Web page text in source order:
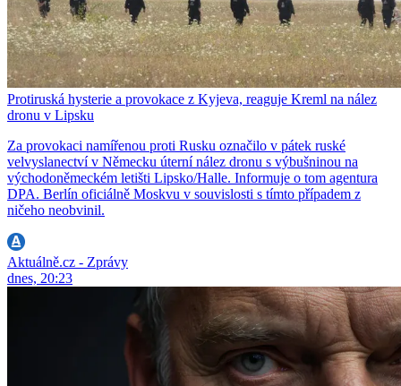
Protiruská hysterie a provokace z Kyjeva, reaguje Kreml na nález
dronu v Lipsku
Za provokaci namířenou proti Rusku označilo v pátek ruské
velvyslanectví v Německu úterní nález dronu s výbušninou na
východoněmeckém letišti Lipsko/Halle. Informuje o tom agentura
DPA. Berlín oficiálně Moskvu v souvislosti s tímto případem z
ničeho neobvinil.
Aktuálně.cz - Zprávy
dnes, 20:23